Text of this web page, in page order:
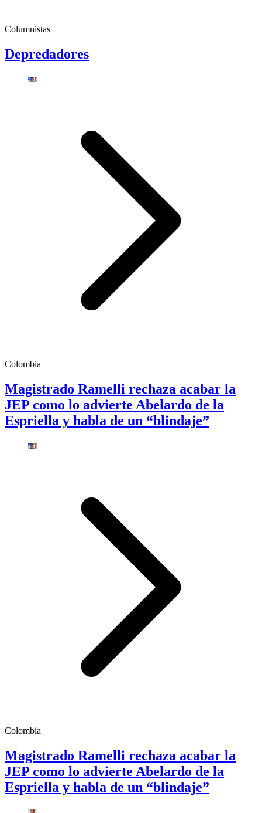
Columnistas
Depredadores
Colombia
Magistrado Ramelli rechaza acabar la
JEP como lo advierte Abelardo de la
Espriella y habla de un “blindaje”
Colombia
Magistrado Ramelli rechaza acabar la
JEP como lo advierte Abelardo de la
Espriella y habla de un “blindaje”